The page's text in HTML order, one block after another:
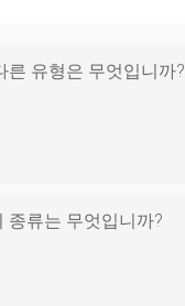
른 유형은 무엇입니까?
종류는 무엇입니까?